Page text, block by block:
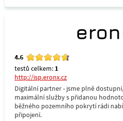
4.6
testů celkem: 1
http://isp.eronx.cz
Digitální partner - jsme plně
maximální služby s přidanou
běžného pozemního pokrytí rádi
připojení.